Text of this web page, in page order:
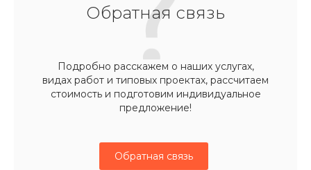
Обратная связь
Подробно расскажем о наших услугах,
видах работ и типовых проектах, рассчитаем
стоимость и подготовим индивидуальное
предложение!
Обратная связь